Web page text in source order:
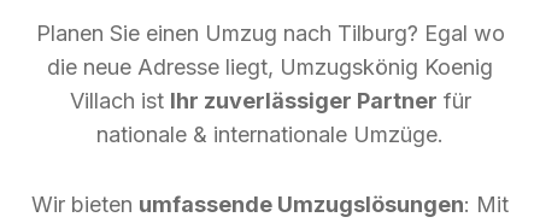
Planen Sie einen Umzug nach Tilburg? Egal wo
die neue Adresse liegt, Umzugskönig Koenig
Villach ist Ihr zuverlässiger Partner für
nationale & internationale Umzüge.
Wir bieten umfassende Umzugslösungen: Mit